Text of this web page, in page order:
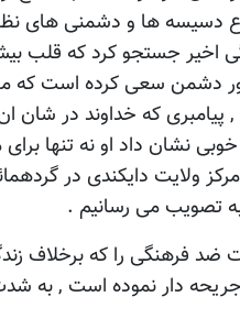
دسیسه ها و دشمنی های
اخیر جستجو کرد که قلب
دشمن سعی کرده است که
پیامبری که خداوند در شان
نشان داد او نه تنها
مرکز ولایت دایکندی در
به تصویب می رسانیم .
ضد فرهنگی را که برخلاف
دار نموده است , به